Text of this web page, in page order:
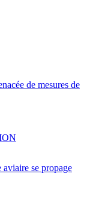
de mesures de
se propage